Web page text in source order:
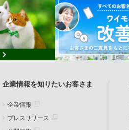
企業情報を知りたいお客さま
企業情報
プレスリリース